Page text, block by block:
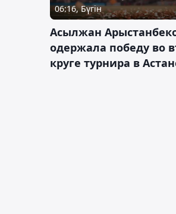
06:16, Бүгін
Асылжан
одержала победу во
круге турнира в